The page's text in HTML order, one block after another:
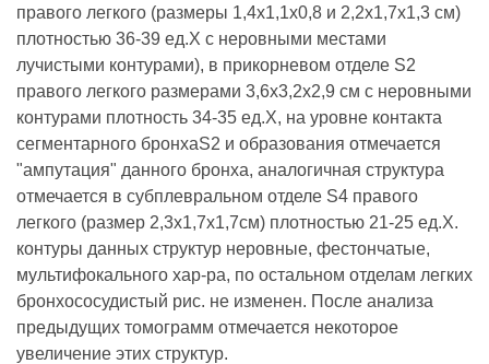
правого легкого (размеры 1,4х1,1х0,8 и 2,2х1,7х1,3 см)
плотностью 36-39 ед.Х с неровными местами
лучистыми контурами), в прикорневом отделе S2
правого легкого размерами 3,6х3,2х2,9 см с неровными
контурами плотность 34-35 ед.Х, на уровне контакта
сегментарного бронхаS2 и образования отмечается
"ампутация" данного бронха, аналогичная структура
отмечается в субплевральном отделе S4 правого
легкого (размер 2,3х1,7х1,7см) плотностью 21-25 ед.Х.
контуры данных структур неровные, фестончатые,
мультифокального хар-ра, по остальном отделам легких
бронхососудистый рис. не изменен. После анализа
предыдущих томограмм отмечается некоторое
увеличение этих структур.